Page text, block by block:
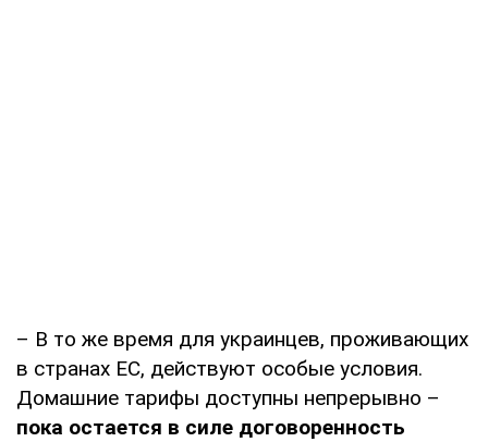
– В то же время для украинцев, проживающих
в странах ЕС, действуют особые условия.
Домашние тарифы доступны непрерывно –
пока остается в силе договоренность